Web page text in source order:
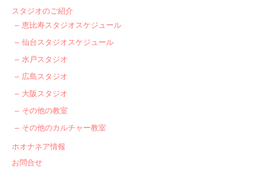
スタジオのご紹介
恵比寿スタジオスケジュール
仙台スタジオスケジュール
水戸スタジオ
広島スタジオ
大阪スタジオ
その他の教室
その他のカルチャー教室
ホオナネア情報
お問合せ